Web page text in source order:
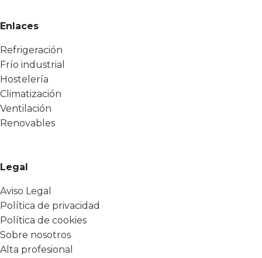
Enlaces
Refrigeración
Frío industrial
Hostelería
Climatización
Ventilación
Renovables
Legal
Aviso Legal
Política de privacidad
Política de cookies
Sobre nosotros
Alta profesional